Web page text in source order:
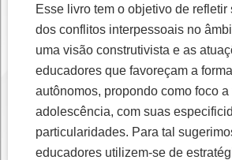
Esse livro tem o objetivo de refletir
dos conflitos interpessoais no
uma visão construtivista e as
educadores que favoreçam a
autônomos, propondo como foco a
adolescência, com suas
particularidades. Para tal
educadores utilizem-se de